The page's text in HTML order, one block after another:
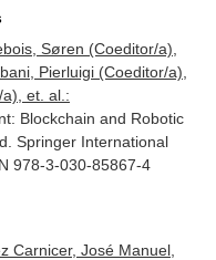
Søren (Coeditor/a),
Pierluigi (Coeditor/a),
et. al.:
Blockchain and Robotic
Springer International
978-3-030-85867-4
Carnicer, José Manuel,